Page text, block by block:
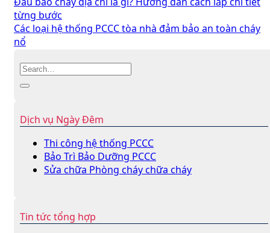
từng bước
Các loại hệ thống PCCC tòa nhà đảm bảo an toàn cháy
nổ
Dịch vụ Ngày Đêm
Thi công hệ thống PCCC
Bảo Trì Bảo Dưỡng PCCC
Sửa chữa Phòng cháy chữa cháy
Tin tức tổng hợp